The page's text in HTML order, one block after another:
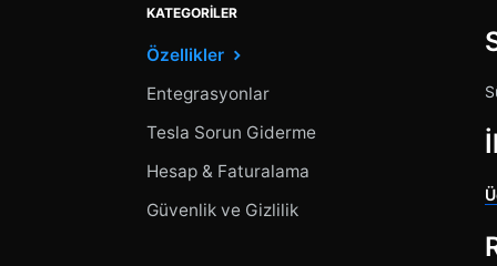
KATEGORILER
Özellikler
Entegrasyonlar
Tesla Sorun Giderme
Hesap & Faturalama
Güvenlik ve Gizlilik